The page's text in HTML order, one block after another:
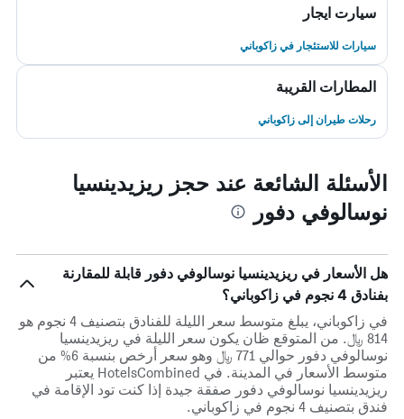
سيارت ايجار
سيارات للاستئجار في زاكوباني
المطارات القريبة
رحلات طيران إلى زاكوباني
الأسئلة الشائعة عند حجز ريزيدينسيا
نوسالوفي دفور
هل الأسعار في ريزيدينسيا نوسالوفي دفور قابلة للمقارنة
بفنادق 4 نجوم في زاكوباني؟
في زاكوباني، يبلغ متوسط ​​سعر الليلة للفنادق بتصنيف 4 نجوم هو
814 ﷼. من المتوقع ظان يكون سعر الليلة في ريزيدينسيا
نوسالوفي دفور حوالي 771 ﷼ وهو سعر أرخص بنسبة 6% من
متوسط الأسعار في المدينة. في HotelsCombined يعتبر
ريزيدينسيا نوسالوفي دفور صفقة جيدة إذا كنت تود الإقامة في
فندق بتصنيف 4 نجوم في زاكوباني.